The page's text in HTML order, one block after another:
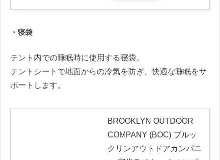
・寝袋
テント内での睡眠時に使用する寝袋。
テントシートで地面からの冷気を防ぎ、快適な睡眠をサ
ポートします。
BROOKLYN OUTDOOR
COMPANY (BOC) ブルッ
クリンアウトドアカンパニ